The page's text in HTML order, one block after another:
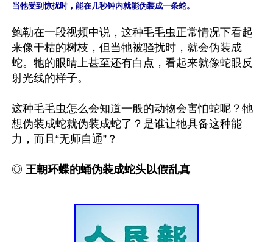
当牠受到惊扰时，能在几秒钟内就能伪装成一条蛇。
鲍勒在一段视频中说，这种毛毛虫正常情况下看起
来像干枯的树枝，但当牠被骚扰时，就会伪装成
蛇。牠的眼睛上甚至还有白点，看起来就像蛇眼反
射光线的样子。
这种毛毛虫怎么会知道一般的动物会害怕蛇呢？牠
想伪装成蛇就伪装成蛇了？是谁让牠具备这种能
力，而且“无师自通”？
◎ 王朝环蝶的蛹伪装成蛇头以假乱真